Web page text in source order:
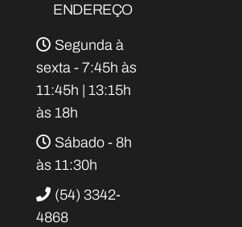
ENDEREÇO
Segunda à
sexta - 7:45h às
11:45h | 13:15h
às 18h
Sábado - 8h
às 11:30h
(54) 3342-
4868